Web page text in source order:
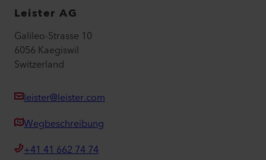
Leister AG
Galileo-Strasse 10
6056 Kaegiswil
Switzerland
leister@leister.com
Wegbeschreibung
+41 41 662 74 74